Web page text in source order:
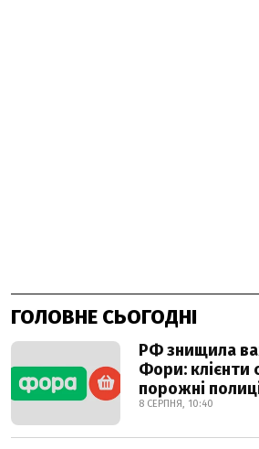
ГОЛОВНЕ СЬОГОДНІ
РФ знищила
Фори: клієнти
порожні
8 СЕРПНЯ, 10:40